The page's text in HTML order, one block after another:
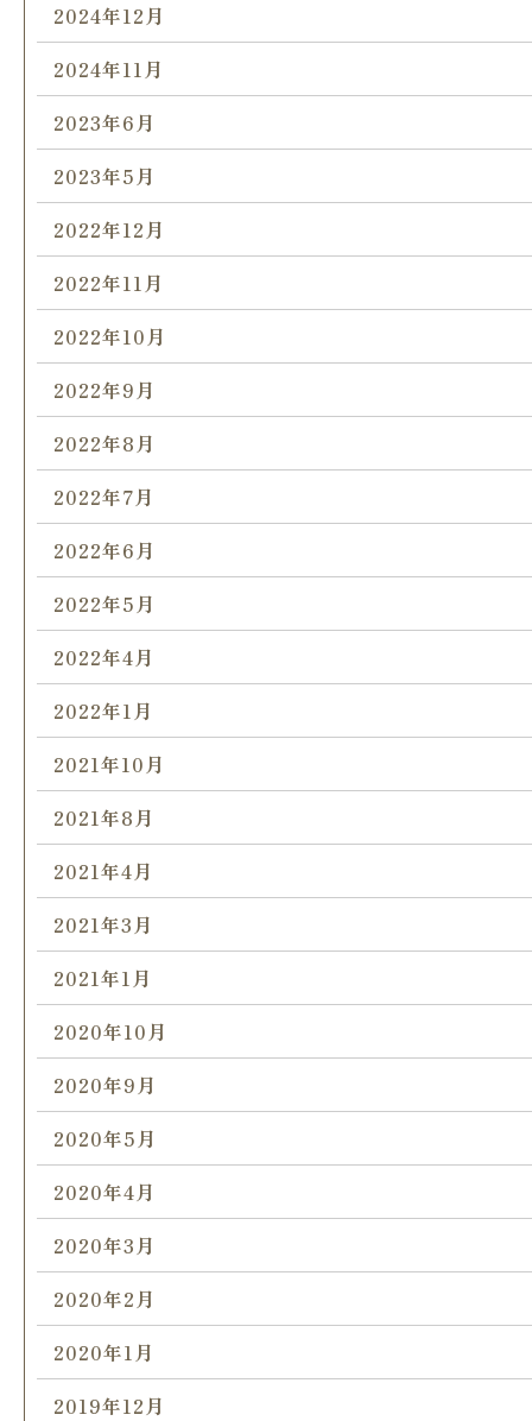
2024年12月
2024年11月
2023年6月
2023年5月
2022年12月
2022年11月
2022年10月
2022年9月
2022年8月
2022年7月
2022年6月
2022年5月
2022年4月
2022年1月
2021年10月
2021年8月
2021年4月
2021年3月
2021年1月
2020年10月
2020年9月
2020年5月
2020年4月
2020年3月
2020年2月
2020年1月
2019年12月